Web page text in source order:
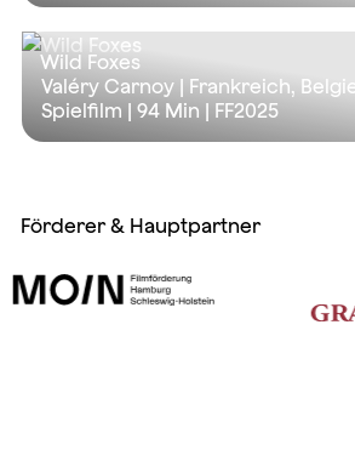
Wild Foxes
Valéry Carnoy | Frankreich,
Spielfilm | 94 Min | FF2025
Förderer & Hauptpartner